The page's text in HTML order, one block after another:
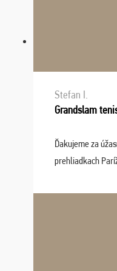
Stefan I.
Grandslam
Ďakujeme za
prehliadkach
spomínať a